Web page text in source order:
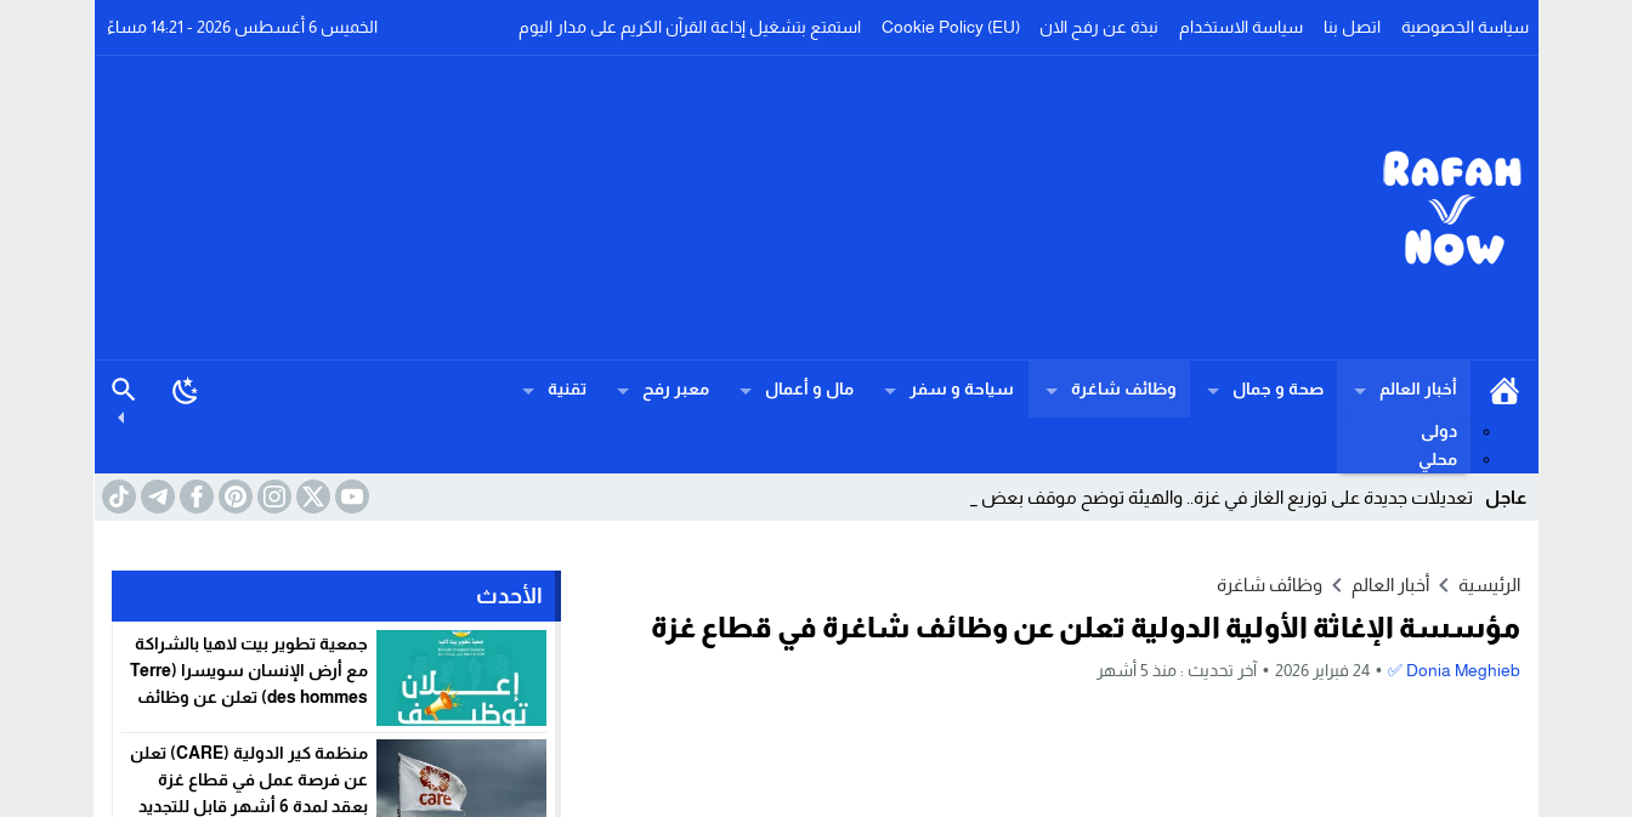
سياسة الخصوصية اتصل بنا سياسة الاستخدام نبذة عن رفح الان Cookie Policy (EU) استمتع بتشغيل إذاعة القرآن الكريم على مدار اليوم الخميس 6 أغسطس 2026 - 14:21 مساءً
أخبار العالم
دولى
محلي
صحة و جمال وظائف شاغرة سياحة و سفر مال و أعمال معبر رفح تقنية
عاجل تعديلات جديدة على توزيع الغاز في غزة.. والهيئة توضح موقف بعض الفئات
Previous
Next
الرئيسية أخبار العالم وظائف شاغرة
مؤسسة الإغاثة الأولية الدولية تعلن عن وظائف شاغرة في قطاع غزة
Donia Meghieb ✅ 24 فبراير 2026 آخر تحديث : منذ 5 أشهر
الأحدث
جمعية تطوير بيت لاهيا بالشراكة
مع أرض الإنسان سويسرا (Terre
des hommes) تعلن عن وظائف
منظمة كير الدولية (CARE) تعلن
عن فرصة عمل في قطاع غزة
بعقد لمدة 6 أشهر قابل للتجديد